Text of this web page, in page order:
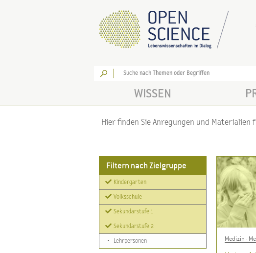
Los
WISSEN
Hier finden Sie Anregungen und
Filtern nach Zielgruppe
Kindergarten
Volksschule
Sekundarstufe 1
Sekundarstufe 2
• Lehrpersonen Medizin -